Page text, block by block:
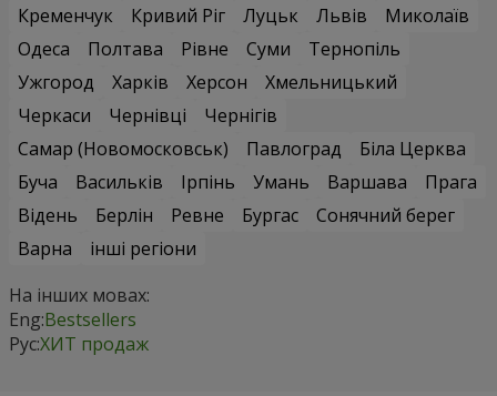
Кременчук
Кривий Ріг Луцьк Львів
Миколаїв
Одеса
Полтава Рівне Суми
Тернопіль
Ужгород
Харків Херсон
Хмельницький
Черкаси
Чернівці
Чернігів
Самар (Новомосковськ)
Павлоград
Біла Церква
Буча
Васильків Ірпінь Умань Варшава
Прага
Відень
Берлін Ревне Бургас
Сонячний берег
Варна
інші регіони
На інших мовах:
Eng:Bestsellers
Рус:ХИТ продаж